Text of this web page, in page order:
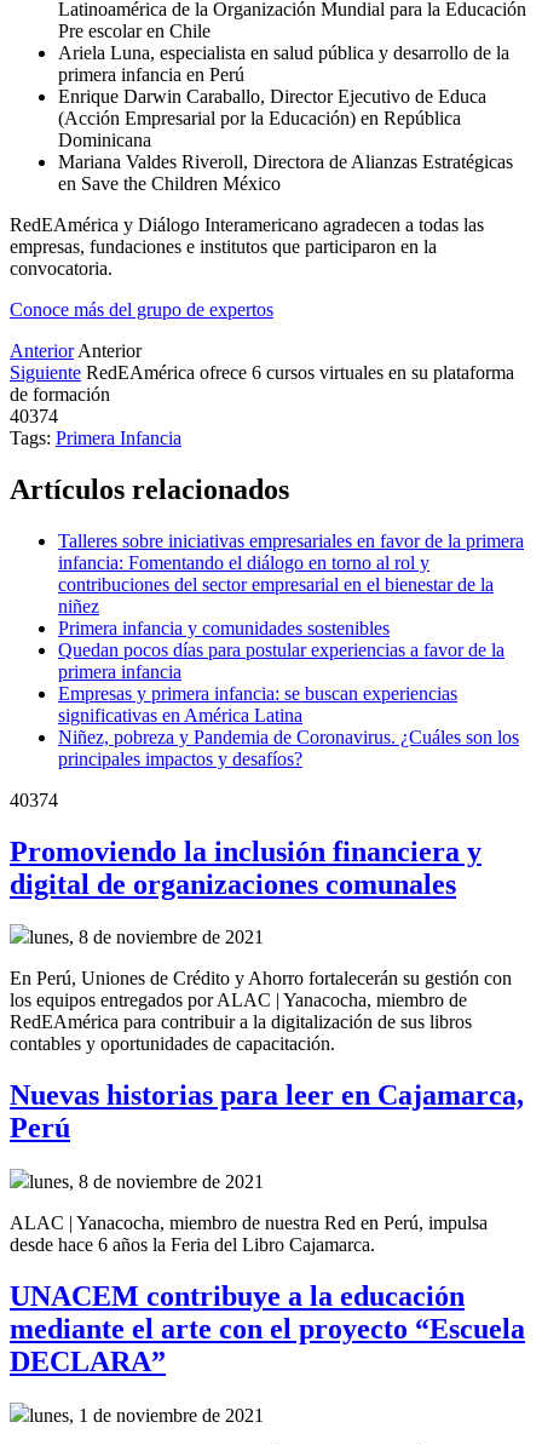
Latinoamérica de la Organización Mundial para la Educación
Pre escolar en Chile
Ariela Luna, especialista en salud pública y desarrollo de la
primera infancia en Perú
Enrique Darwin Caraballo, Director Ejecutivo de Educa
(Acción Empresarial por la Educación) en República
Dominicana
Mariana Valdes Riveroll, Directora de Alianzas Estratégicas
en Save the Children México
RedEAmérica y Diálogo Interamericano agradecen a todas las
empresas, fundaciones e institutos que participaron en la
convocatoria.
Conoce más del grupo de expertos
Anterior Anterior
Siguiente RedEAmérica ofrece 6 cursos virtuales en su plataforma
de formación
40374
Tags: Primera Infancia
Artículos relacionados
Talleres sobre iniciativas empresariales en favor de la primera
infancia: Fomentando el diálogo en torno al rol y
contribuciones del sector empresarial en el bienestar de la
niñez
Primera infancia y comunidades sostenibles
Quedan pocos días para postular experiencias a favor de la
primera infancia
Empresas y primera infancia: se buscan experiencias
significativas en América Latina
Niñez, pobreza y Pandemia de Coronavirus. ¿Cuáles son los
principales impactos y desafíos?
40374
Promoviendo la inclusión financiera y
digital de organizaciones comunales
lunes, 8 de noviembre de 2021
En Perú, Uniones de Crédito y Ahorro fortalecerán su gestión con
los equipos entregados por ALAC | Yanacocha, miembro de
RedEAmérica para contribuir a la digitalización de sus libros
contables y oportunidades de capacitación.
Nuevas historias para leer en Cajamarca,
Perú
lunes, 8 de noviembre de 2021
ALAC | Yanacocha, miembro de nuestra Red en Perú, impulsa
desde hace 6 años la Feria del Libro Cajamarca.
UNACEM contribuye a la educación
mediante el arte con el proyecto “Escuela
DECLARA”
lunes, 1 de noviembre de 2021